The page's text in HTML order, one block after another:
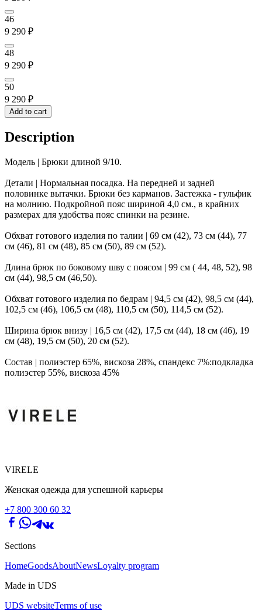
46
9 290 ₽
48
9 290 ₽
50
9 290 ₽
Add to cart
Description
Модель | Брюки длиной 9/10.
Детали | Нормальная посадка. На передней и задней
половинке вытачки. Брюки без карманов. Застежка - гульфик
на молнию. Подкройной пояс шириной 4,0 см., в крайних
размерах для удобства пояс спинки на резине.
Обхват готового изделия по талии | 69 см (42), 73 см (44), 77
см (46), 81 см (48), 85 см (50), 89 см (52).
Длина брюк по боковому шву с поясом | 99 см ( 44, 48, 52), 98
см (44), 98,5 см (46,50).
Обхват готового изделия по бедрам | 94,5 см (42), 98,5 см (44),
102,5 см (46), 106,5 см (48), 110,5 см (50), 114,5 см (52).
Ширина брюк внизу | 16,5 см (42), 17,5 см (44), 18 см (46), 19
см (48), 19,5 см (50), 20 см (52).
Состав | полиэстер 65%, вискоза 28%, спандекс 7%:подкладка
полиэстер 55%, вискоза 45%
VIRELE
Женская одежда для успешной карьеры
+7 800 300 60 32
Sections
HomeGoodsAboutNewsLoyalty program
Made in UDS
UDS websiteTerms of use